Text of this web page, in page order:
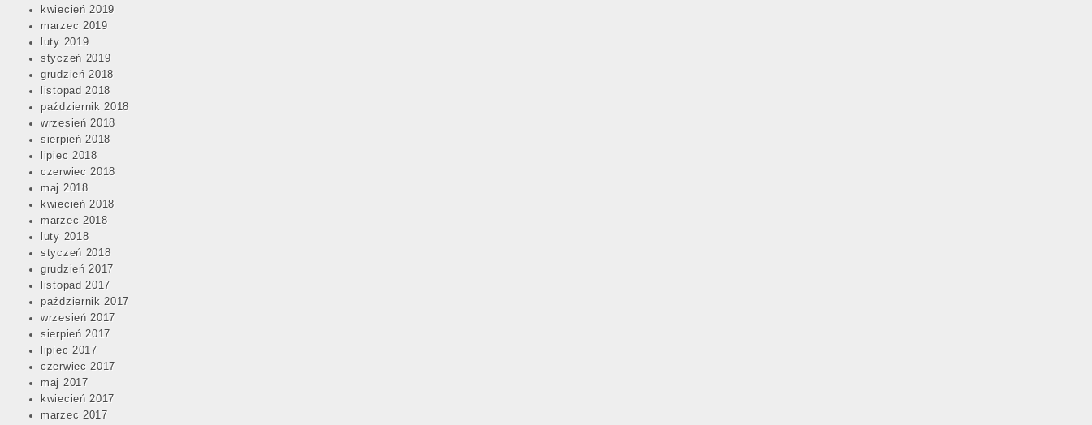
kwiecień 2019
marzec 2019
luty 2019
styczeń 2019
grudzień 2018
listopad 2018
październik 2018
wrzesień 2018
sierpień 2018
lipiec 2018
czerwiec 2018
maj 2018
kwiecień 2018
marzec 2018
luty 2018
styczeń 2018
grudzień 2017
listopad 2017
październik 2017
wrzesień 2017
sierpień 2017
lipiec 2017
czerwiec 2017
maj 2017
kwiecień 2017
marzec 2017